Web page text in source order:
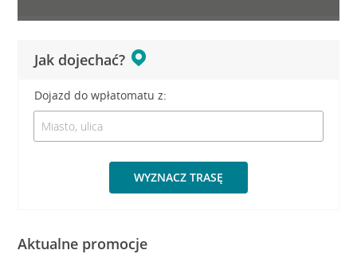
Jak dojechać?
Dojazd do wpłatomatu z:
WYZNACZ TRASĘ
Aktualne promocje